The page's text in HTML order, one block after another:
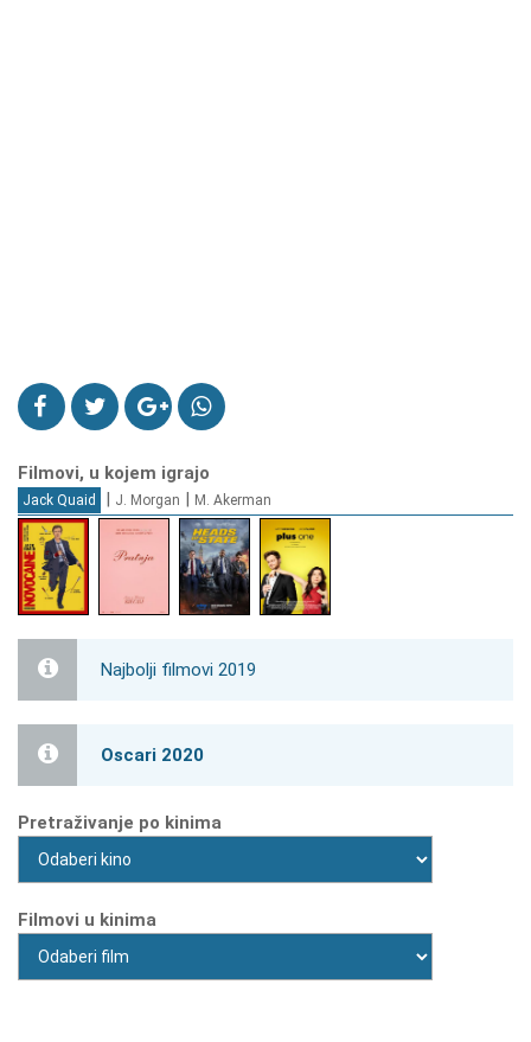
Filmovi, u kojem igrajo
Jack Quaid | J. Morgan | M. Akerman
Najbolji filmovi 2019
Oscari 2020
Pretraživanje po kinima
Filmovi u kinima